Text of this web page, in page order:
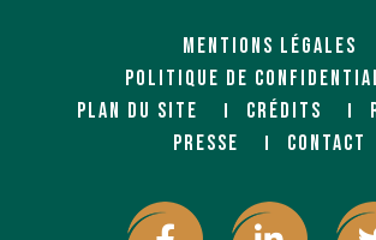
MENTIONS LÉGALES
POLITIQUE DE
PLAN DU SITE
CRÉDITS
PRESSE
CONTACT